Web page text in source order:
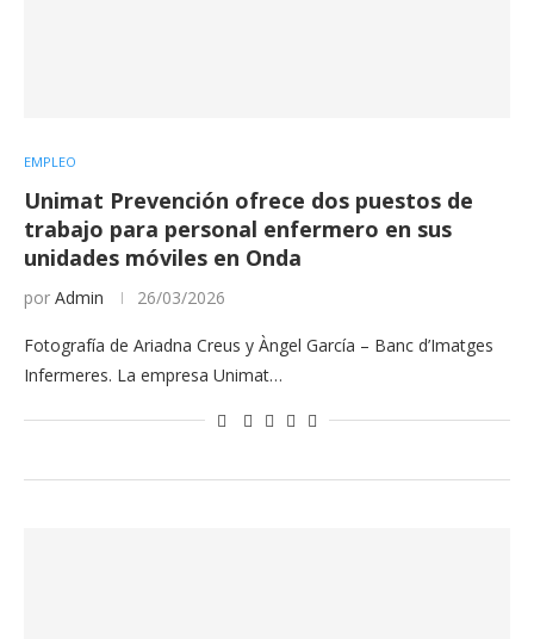
EMPLEO
Unimat Prevención ofrece dos puestos de
trabajo para personal enfermero en sus
unidades móviles en Onda
por Admin 26/03/2026
Fotografía de Ariadna Creus y Àngel García – Banc d’Imatges
Infermeres. La empresa Unimat…